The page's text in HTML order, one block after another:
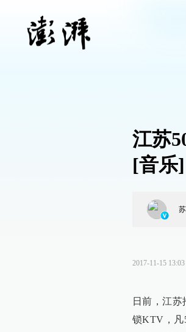
江苏
[音乐]
2017-11-15 13:03
日前，江
锁KTV，凡